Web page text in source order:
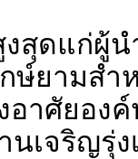
งสุดแก่
ษ์ยามสำ
าศัยอง
เจริญรุ่ง